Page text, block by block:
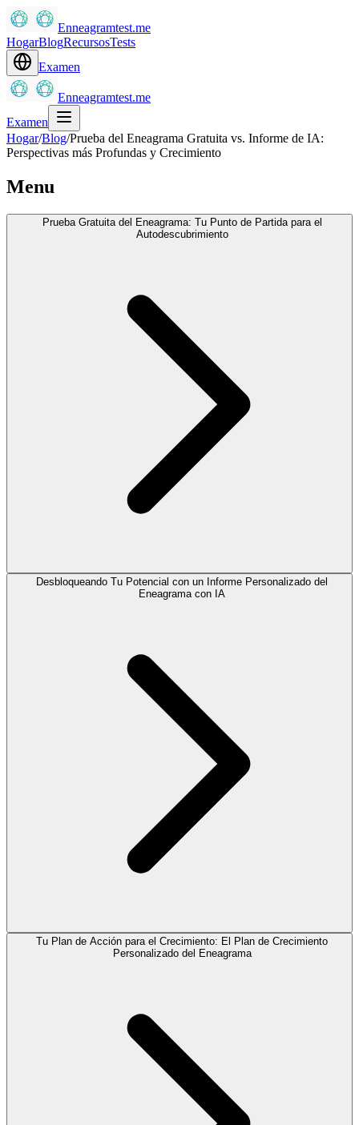
Enneagramtest.me
HogarBlogRecursosTests
Examen
Enneagramtest.me
Examen
Hogar/Blog/Prueba del Eneagrama Gratuita vs. Informe de IA:
Perspectivas más Profundas y Crecimiento
Menu
Prueba Gratuita del Eneagrama: Tu Punto de Partida para el
Autodescubrimiento
Desbloqueando Tu Potencial con un Informe Personalizado del
Eneagrama con IA
Tu Plan de Acción para el Crecimiento: El Plan de Crecimiento
Personalizado del Eneagrama